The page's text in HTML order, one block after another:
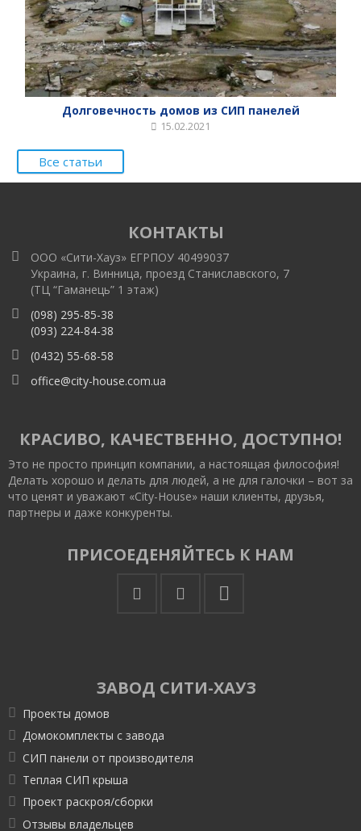
Долговечность домов из СИП панелей
15.02.2021
Все статьи
КОНТАКТЫ
ООО «Сити-Хауз» ЕГРПОУ 40499037
Украина, г. Винница, проезд Станиславского, 7
(ТЦ “Гаманець” 1 этаж)
(098) 295-85-38
(093) 224-84-38
(0432) 55-68-58
office@city-house.com.ua
КРАСИВО, КАЧЕСТВЕННО, ДОСТУПНО!
Это не просто принцип компании, а настоящая философия!
Делать хорошо и делать для людей, а не для галочки – вот за
что ценят и уважают «City-House» наши клиенты, друзья,
партнеры и даже конкуренты.
ПРИСОЕДЕНЯЙТЕСЬ К НАМ
ЗАВОД СИТИ-ХАУЗ
Проекты домов
Домокомплекты с завода
СИП панели от производителя
Теплая СИП крыша
Проект раскроя/сборки
Отзывы владельцев